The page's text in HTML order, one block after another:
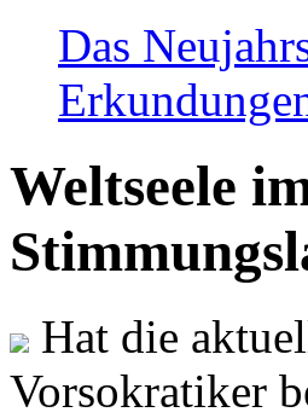
Das
Weltseele
Hat die
Vorsokratiker